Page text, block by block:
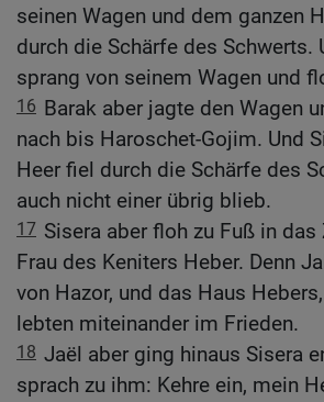
seinen Wagen und dem ganzen
durch die Schärfe des Schwerts.
sprang von seinem Wagen und
16 Barak aber jagte den Wagen
nach bis Haroschet-Gojim. Und
Heer fiel durch die Schärfe des
auch nicht einer übrig blieb.
17 Sisera aber floh zu Fuß in
Frau des Keniters Heber. Denn
von Hazor, und das Haus
lebten miteinander im Frieden.
18 Jaël aber ging hinaus Sisera
sprach zu ihm: Kehre ein, mein